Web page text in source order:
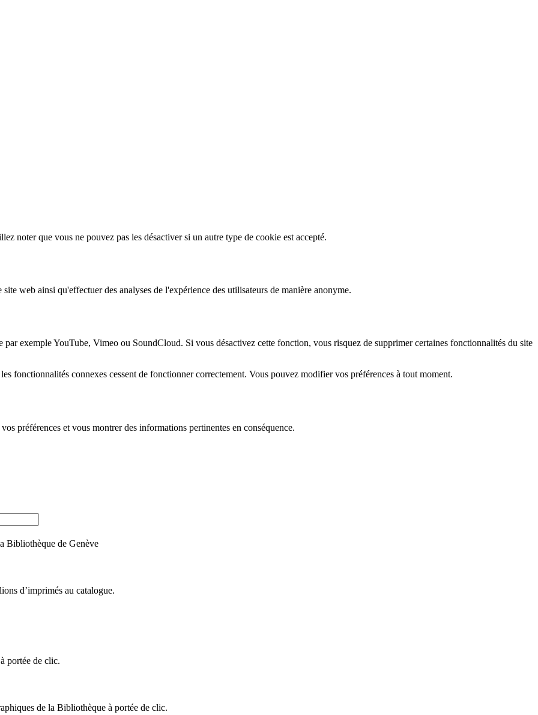
noter que vous ne pouvez pas les désactiver si un autre type de cookie est accepté.
web ainsi qu'effectuer des analyses de l'expérience des utilisateurs de manière anonyme.
exemple YouTube, Vimeo ou SoundCloud. Si vous désactivez cette fonction, vous risquez de supprimer certaines fonctionnalités du site
fonctionnalités connexes cessent de fonctionner correctement. Vous pouvez modifier vos préférences à tout moment.
préférences et vous montrer des informations pertinentes en conséquence.
Bibliothèque de Genève
d’imprimés au catalogue.
portée de clic.
de la Bibliothèque à portée de clic.